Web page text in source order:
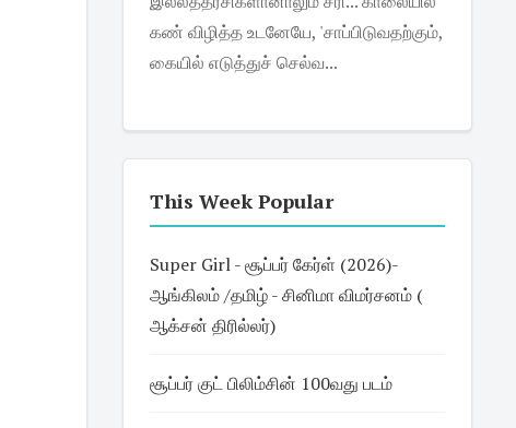
கண் விழித்த உடனேயே, 'சாப்பிடுவதற்கும்,
கையில் எடுத்துச் செல்வ...
This Week Popular
Super Girl - சூப்பர் கேர்ள் (2026)-
ஆங்கிலம் /தமிழ் - சினிமா விமர்சனம் (
ஆக்சன் திரில்லர்)
சூப்பர் குட் பிலிம்சின் 100வது படம்